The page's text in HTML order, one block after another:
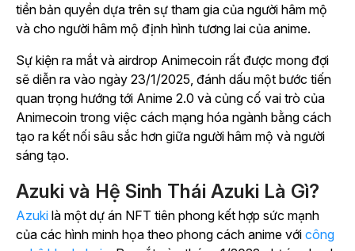
tiền bản quyền dựa trên sự tham gia của người hâm mộ
và cho người hâm mộ định hình tương lai của anime.
Sự kiện ra mắt và airdrop Animecoin rất được mong đợi
sẽ diễn ra vào ngày 23/1/2025, đánh dấu một bước tiến
quan trọng hướng tới Anime 2.0 và củng cố vai trò của
Animecoin trong việc cách mạng hóa ngành bằng cách
tạo ra kết nối sâu sắc hơn giữa người hâm mộ và người
sáng tạo.
Azuki và Hệ Sinh Thái Azuki Là Gì?
Azuki là một dự án NFT tiên phong kết hợp sức mạnh
của các hình minh họa theo phong cách anime với công